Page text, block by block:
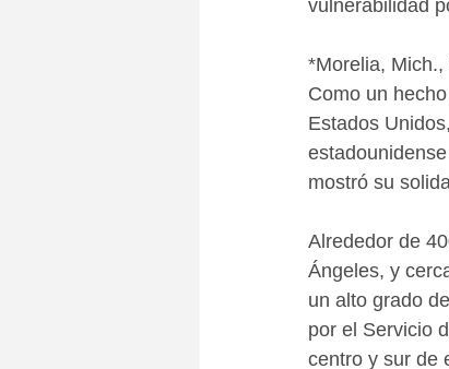
vulnerabilidad
*Morelia,
Como un
Estados
mostró su
Alrededor de
Ángeles, y
un alto grado
por el Servicio
centro y sur de